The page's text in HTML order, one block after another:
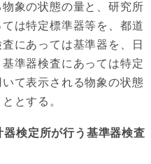
象の状態の量と、研究所
は特定標準器等を、都道
にあっては基準器を、日
準器検査にあっては特定
て表示される物象の状態
とする。
器検定所が行う基準器検査